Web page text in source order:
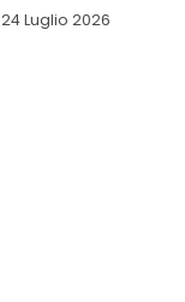
24 Luglio 2026